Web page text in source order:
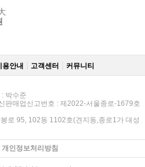
종실록본 합본
東輿地圖)-[1.절첩장(折帖裝)]
용안내 고객센터 커뮤니티
박수준
판매업신고번호 : 제2022-서울종로-1679호
로 95, 102동 1102호(견지동,종로1가 대성
개인정보처리방침